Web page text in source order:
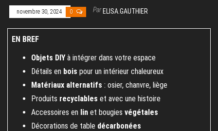
novembre 30, 2024 0 Par ELISA.GAUTHIER
EN BREF
Objets DIY à intégrer dans votre espace
Détails en bois pour un intérieur chaleureux
Matériaux alternatifs : osier, chanvre, liège
Produits recyclables et avec une histoire
Accessoires en lin et bougies végétales
Décorations de table décarbonées